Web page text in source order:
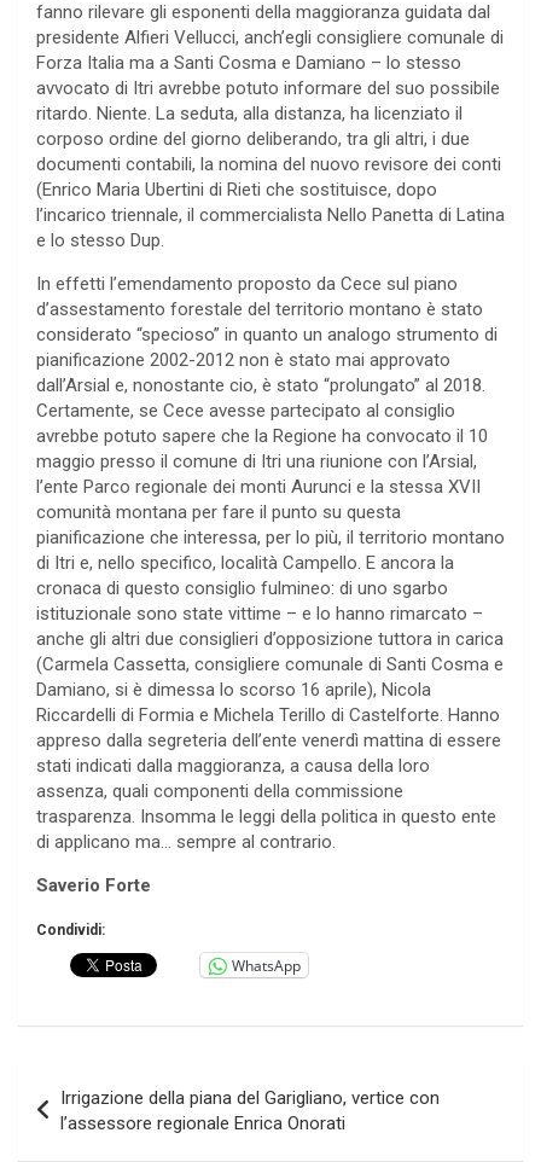
fanno rilevare gli esponenti della maggioranza guidata dal
presidente Alfieri Vellucci, anch’egli consigliere comunale di
Forza Italia ma a Santi Cosma e Damiano – lo stesso
avvocato di Itri avrebbe potuto informare del suo possibile
ritardo. Niente. La seduta, alla distanza, ha licenziato il
corposo ordine del giorno deliberando, tra gli altri, i due
documenti contabili, la nomina del nuovo revisore dei conti
(Enrico Maria Ubertini di Rieti che sostituisce, dopo
l’incarico triennale, il commercialista Nello Panetta di Latina
e lo stesso Dup.
In effetti l’emendamento proposto da Cece sul piano
d’assestamento forestale del territorio montano è stato
considerato “specioso” in quanto un analogo strumento di
pianificazione 2002-2012 non è stato mai approvato
dall’Arsial e, nonostante cio, è stato “prolungato” al 2018.
Certamente, se Cece avesse partecipato al consiglio
avrebbe potuto sapere che la Regione ha convocato il 10
maggio presso il comune di Itri una riunione con l’Arsial,
l’ente Parco regionale dei monti Aurunci e la stessa XVII
comunità montana per fare il punto su questa
pianificazione che interessa, per lo più, il territorio montano
di Itri e, nello specifico, località Campello. E ancora la
cronaca di questo consiglio fulmineo: di uno sgarbo
istituzionale sono state vittime – e lo hanno rimarcato –
anche gli altri due consiglieri d’opposizione tuttora in carica
(Carmela Cassetta, consigliere comunale di Santi Cosma e
Damiano, si è dimessa lo scorso 16 aprile), Nicola
Riccardelli di Formia e Michela Terillo di Castelforte. Hanno
appreso dalla segreteria dell’ente venerdì mattina di essere
stati indicati dalla maggioranza, a causa della loro
assenza, quali componenti della commissione
trasparenza. Insomma le leggi della politica in questo ente
di applicano ma… sempre al contrario.
Saverio Forte
Condividi:
WhatsApp
articoli
Irrigazione della piana del Garigliano, vertice con
l’assessore regionale Enrica Onorati